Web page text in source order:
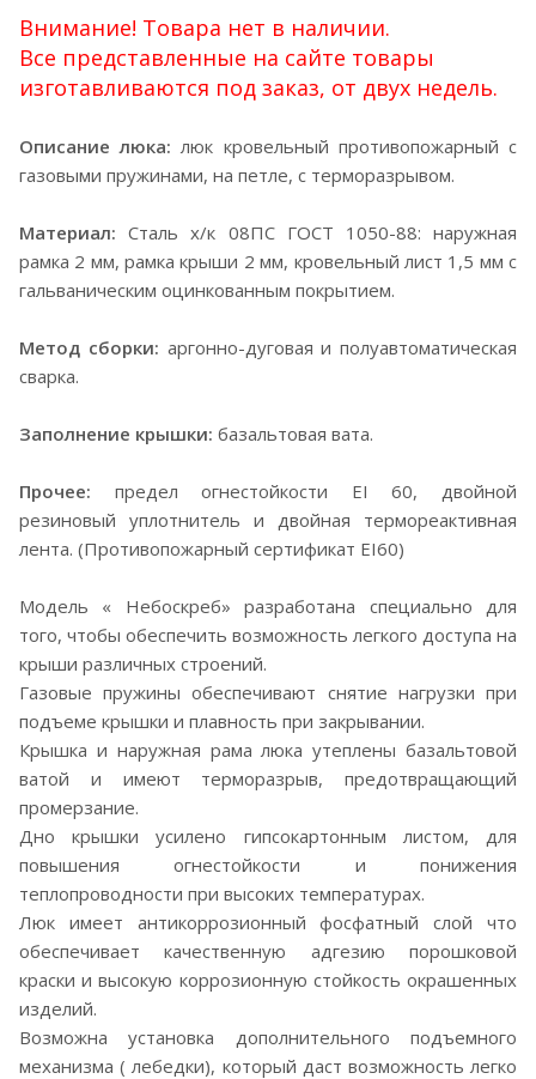
Внимание! Товара нет в наличии.
Все представленные на сайте товары
изготавливаются под заказ, от двух недель.
Описание люка: люк кровельный противопожарный с
газовыми пружинами, на петле, с терморазрывом.
Материал: Сталь х/к 08ПС ГОСТ 1050-88: наружная
рамка 2 мм, рамка крыши 2 мм, кровельный лист 1,5 мм с
гальваническим оцинкованным покрытием.
Метод сборки: аргонно-дуговая и полуавтоматическая
сварка.
Заполнение крышки: базальтовая вата.
Прочее: предел огнестойкости EI 60, двойной
резиновый уплотнитель и двойная термореактивная
лента. (Противопожарный сертификат EI60)
Модель « Небоскреб» разработана специально для
того, чтобы обеспечить возможность легкого доступа на
крыши различных строений.
Газовые пружины обеспечивают снятие нагрузки при
подъеме крышки и плавность при закрывании.
Крышка и наружная рама люка утеплены базальтовой
ватой и имеют терморазрыв, предотвращающий
промерзание.
Дно крышки усилено гипсокартонным листом, для
повышения огнестойкости и понижения
теплопроводности при высоких температурах.
Люк имеет антикоррозионный фосфатный слой что
обеспечивает качественную адгезию порошковой
краски и высокую коррозионную стойкость окрашенных
изделий.
Возможна установка дополнительного подъемного
механизма ( лебедки), который даст возможность легко